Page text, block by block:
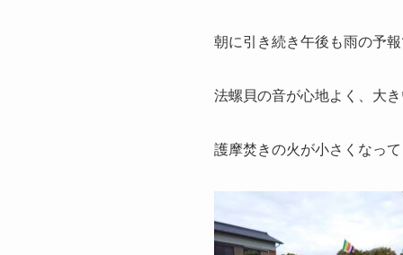
朝に引き続き午後も雨の予
法螺貝の音が心地よく、大
護摩焚きの火が小さくなっ